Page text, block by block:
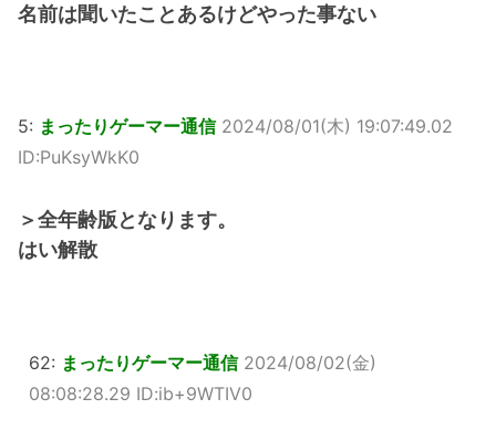
名前は聞いたことあるけどやった事ない
5: まったりゲーマー通信 2024/08/01(木) 19:07:49.02
ID:PuKsyWkK0
＞全年齢版となります。
はい解散
62: まったりゲーマー通信 2024/08/02(金)
08:08:28.29 ID:ib+9WTIV0